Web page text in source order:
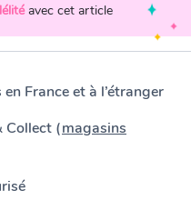
avec cet article
France et à l’étranger
Collect (magasins